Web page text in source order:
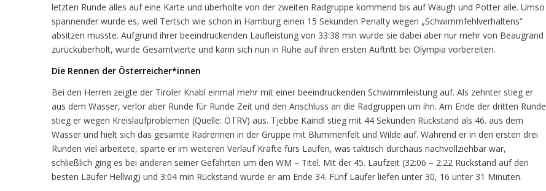
letzten Runde alles auf eine Karte und überholte von der zweiten Radgruppe kommend bis auf Waugh und Potter alle. Umso
spannender wurde es, weil Tertsch wie schon in Hamburg einen 15 Sekunden Penalty wegen „Schwimmfehlverhaltens“
absitzen musste. Aufgrund ihrer beeindruckenden Laufleistung von 33:38 min wurde sie dabei aber nur mehr von Beaugrand
zurücküberholt, wurde Gesamtvierte und kann sich nun in Ruhe auf ihren ersten Auftritt bei Olympia vorbereiten.
Die Rennen der Österreicher*innen
Bei den Herren zeigte der Tiroler Knabl einmal mehr mit einer beeindruckenden Schwimmleistung auf. Als zehnter stieg er
aus dem Wasser, verlor aber Runde für Runde Zeit und den Anschluss an die Radgruppen um ihn. Am Ende der dritten Runde
stieg er wegen Kreislaufproblemen (Quelle: ÖTRV) aus. Tjebbe Kaindl stieg mit 44 Sekunden Rückstand als 46. aus dem
Wasser und hielt sich das gesamte Radrennen in der Gruppe mit Blummenfelt und Wilde auf. Während er in den ersten drei
Runden viel arbeitete, sparte er im weiteren Verlauf Kräfte fürs Laufen, was taktisch durchaus nachvollziehbar war,
schließlich ging es bei anderen seiner Gefährten um den WM – Titel. Mit der 45. Laufzeit (32:06 – 2:22 Rückstand auf den
besten Läufer Hellwig) und 3:04 min Rückstand wurde er am Ende 34. Fünf Läufer liefen unter 30, 16 unter 31 Minuten.